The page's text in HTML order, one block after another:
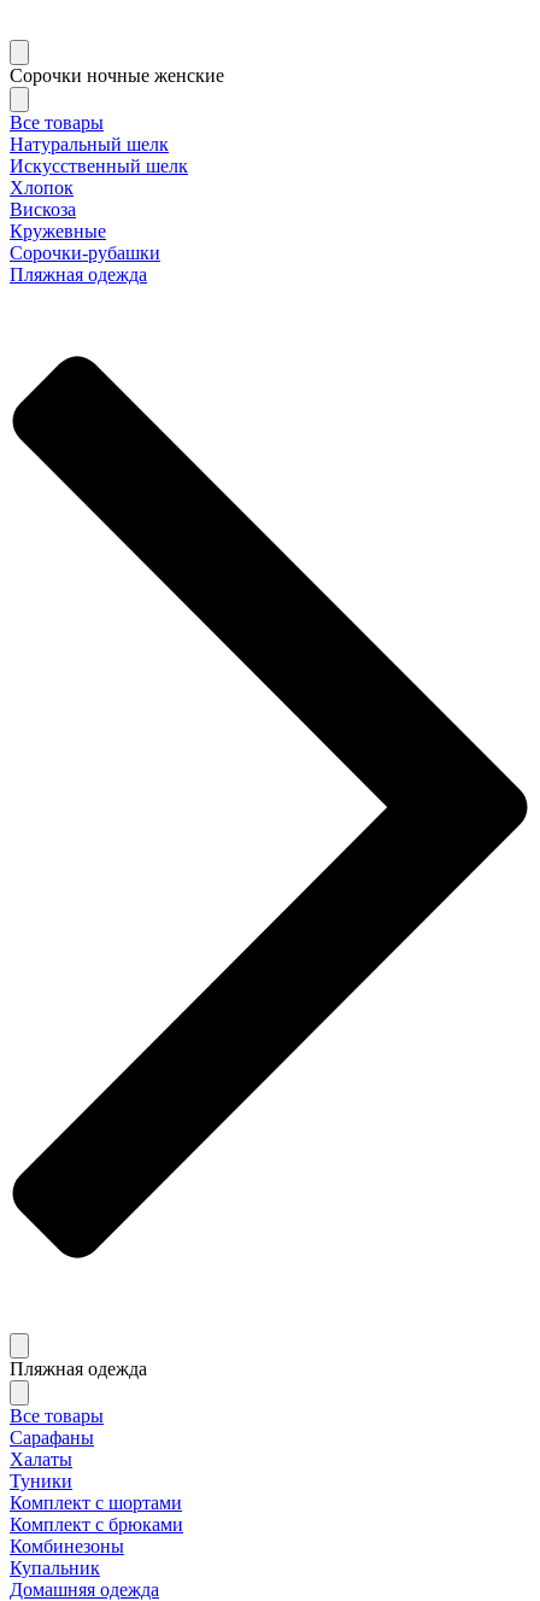
Сорочки ночные женские
Все товары
Натуральный шелк
Искусственный шелк
Хлопок
Вискоза
Кружевные
Сорочки-рубашки
Пляжная одежда
Пляжная одежда
Все товары
Сарафаны
Халаты
Туники
Комплект с шортами
Комплект с брюками
Комбинезоны
Купальник
Домашняя одежда